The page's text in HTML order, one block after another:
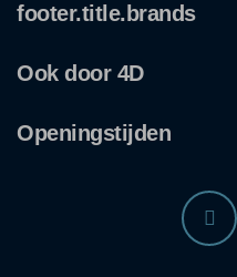
footer.title.brands
Ook door 4D
Openingstijden